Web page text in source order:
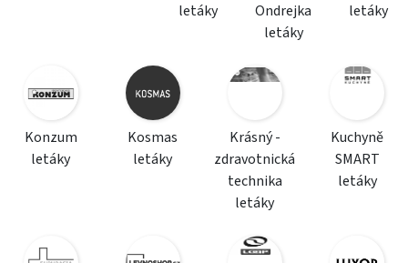
letáky
Ondrejka
letáky
letáky
Konzum
letáky
Kosmas
letáky
Krásný -
zdravotnická
technika
letáky
Kuchyně
SMART
letáky